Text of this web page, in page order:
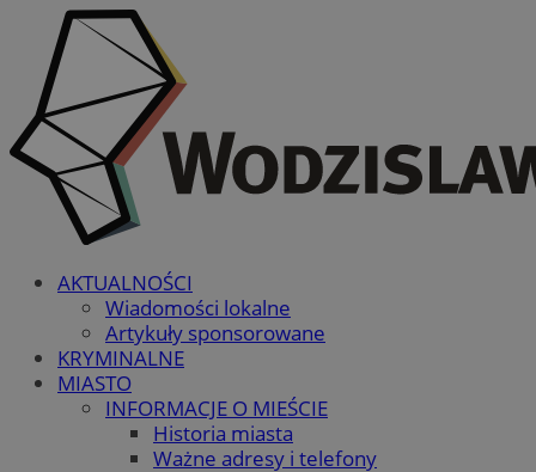
AKTUALNOŚCI
Wiadomości lokalne
Artykuły sponsorowane
KRYMINALNE
MIASTO
INFORMACJE O MIEŚCIE
Historia miasta
Ważne adresy i telefony